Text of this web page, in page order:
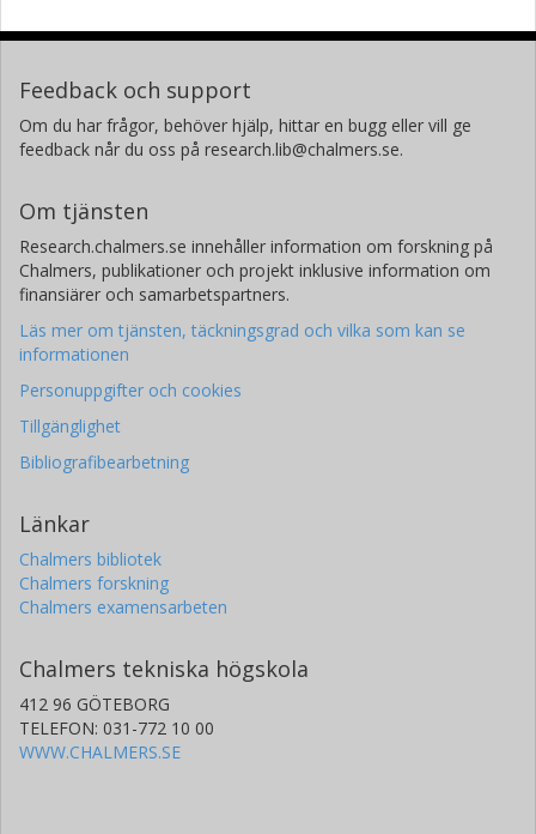
Feedback och support
Om du har frågor, behöver hjälp, hittar en bugg eller vill ge
feedback når du oss på research.lib@chalmers.se.
Om tjänsten
Research.chalmers.se innehåller information om forskning på
Chalmers, publikationer och projekt inklusive information om
finansiärer och samarbetspartners.
Läs mer om tjänsten, täckningsgrad och vilka som kan se
informationen
Personuppgifter och cookies
Tillgänglighet
Bibliografibearbetning
Länkar
Chalmers bibliotek
Chalmers forskning
Chalmers examensarbeten
Chalmers tekniska högskola
412 96 GÖTEBORG
TELEFON: 031-772 10 00
WWW.CHALMERS.SE